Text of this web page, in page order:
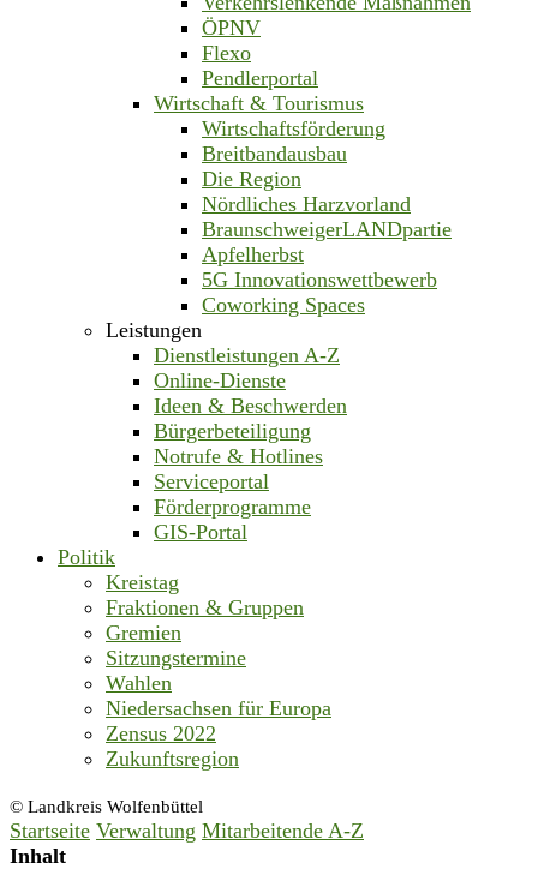
ÖPNV
Flexo
Pendlerportal
Wirtschaft & Tourismus
Wirtschaftsförderung
Breitbandausbau
Die Region
Nördliches Harzvorland
BraunschweigerLANDpartie
Apfelherbst
5G Innovationswettbewerb
Coworking Spaces
Leistungen
Dienstleistungen A-Z
Online-Dienste
Ideen & Beschwerden
Bürgerbeteiligung
Notrufe & Hotlines
Serviceportal
Förderprogramme
GIS-Portal
Politik
Kreistag
Fraktionen & Gruppen
Gremien
Sitzungstermine
Wahlen
Niedersachsen für Europa
Zensus 2022
Zukunftsregion
© Landkreis Wolfenbüttel
Startseite Verwaltung Mitarbeitende A-Z
Inhalt